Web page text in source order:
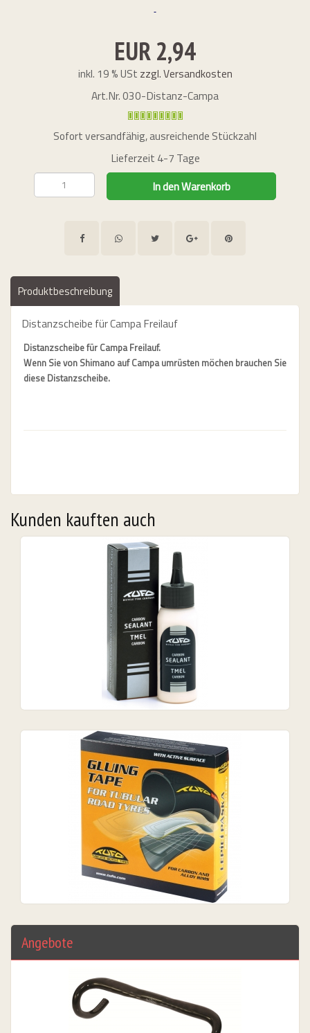
Bikeleasing.de leasen
EUR 2,94
inkl. 19 % USt zzgl. Versandkosten
Art.Nr.030-Distanz-Campa
Sofort versandfähig, ausreichende Stückzahl
Lieferzeit 4-7 Tage
Produktbeschreibung
Distanzscheibe für Campa Freilauf
Distanzscheibe für Campa Freilauf.
Wenn Sie von Shimano auf Campa umrüsten möchen brauchen Sie
diese Distanzscheibe.
Kunden kauften auch
Angebote